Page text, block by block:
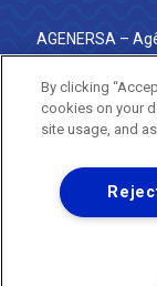
AGENERSA –
0800 024
·
By clicking
cookies on your
site usage, and